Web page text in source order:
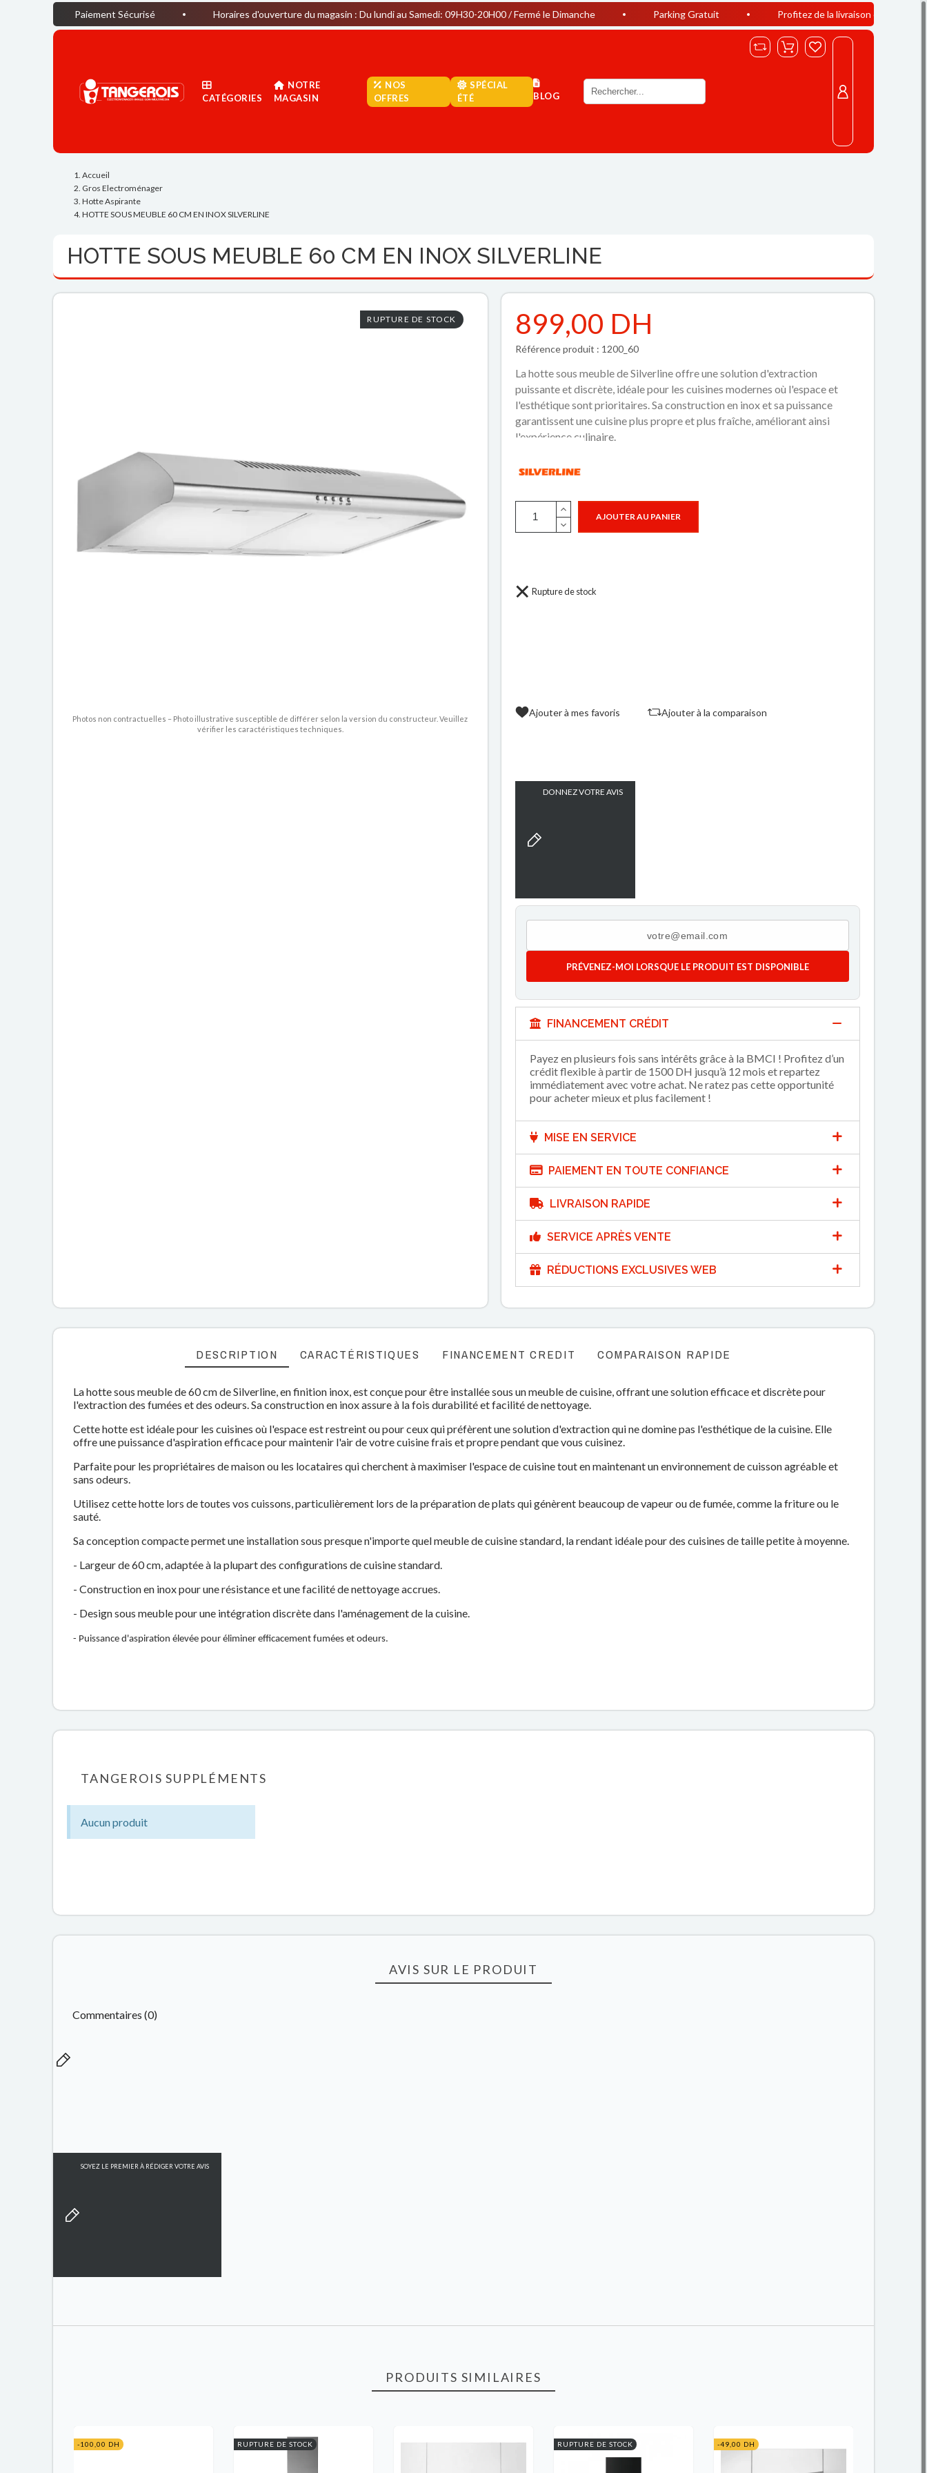
Paiement Sécurisé Horaires d'ouverture du magasin : Du lundi au Samedi: 09H30-20H00 / Fermé le Dimanche Parking Gratuit Profitez de la livraison offerte à Casablanca dès
CATÉGORIES
NOTRE
MAGASIN
NOS
OFFRES
SPÉCIAL
ÉTÉ
BLOG
Accueil
Gros Electroménager
Hotte Aspirante
HOTTE SOUS MEUBLE 60 CM EN INOX SILVERLINE
HOTTE SOUS MEUBLE 60 CM EN INOX SILVERLINE
RUPTURE DE STOCK
Photos non contractuelles – Photo illustrative susceptible de différer selon la version du constructeur. Veuillez
vérifier les caractéristiques techniques.
899,00 DH
Référence produit : 1200_60
La hotte sous meuble de Silverline offre une solution d'extraction
puissante et discrète, idéale pour les cuisines modernes où l'espace et
l'esthétique sont prioritaires. Sa construction en inox et sa puissance
garantissent une cuisine plus propre et plus fraîche, améliorant ainsi
l'expérience culinaire.
AJOUTER AU PANIER
Rupture de stock
Ajouter à mes favoris Ajouter à la comparaison
DONNEZ VOTRE AVIS
PRÉVENEZ-MOI LORSQUE LE PRODUIT EST DISPONIBLE
FINANCEMENT CRÉDIT
Payez en plusieurs fois sans intérêts grâce à la BMCI ! Profitez d’un
crédit flexible à partir de 1500 DH jusqu’à 12 mois et repartez
immédiatement avec votre achat. Ne ratez pas cette opportunité
pour acheter mieux et plus facilement !
MISE EN SERVICE
PAIEMENT EN TOUTE CONFIANCE
LIVRAISON RAPIDE
SERVICE APRÈS VENTE
RÉDUCTIONS EXCLUSIVES WEB
DESCRIPTION CARACTÉRISTIQUES FINANCEMENT CREDIT COMPARAISON RAPIDE
La hotte sous meuble de 60 cm de Silverline, en finition inox, est conçue pour être installée sous un meuble de cuisine, offrant une solution efficace et discrète pour
l'extraction des fumées et des odeurs. Sa construction en inox assure à la fois durabilité et facilité de nettoyage.
Cette hotte est idéale pour les cuisines où l'espace est restreint ou pour ceux qui préfèrent une solution d'extraction qui ne domine pas l'esthétique de la cuisine. Elle
offre une puissance d'aspiration efficace pour maintenir l'air de votre cuisine frais et propre pendant que vous cuisinez.
Parfaite pour les propriétaires de maison ou les locataires qui cherchent à maximiser l'espace de cuisine tout en maintenant un environnement de cuisson agréable et
sans odeurs.
Utilisez cette hotte lors de toutes vos cuissons, particulièrement lors de la préparation de plats qui génèrent beaucoup de vapeur ou de fumée, comme la friture ou le
sauté.
Sa conception compacte permet une installation sous presque n'importe quel meuble de cuisine standard, la rendant idéale pour des cuisines de taille petite à moyenne.
- Largeur de 60 cm, adaptée à la plupart des configurations de cuisine standard.
- Construction en inox pour une résistance et une facilité de nettoyage accrues.
- Design sous meuble pour une intégration discrète dans l'aménagement de la cuisine.
- Puissance d'aspiration élevée pour éliminer efficacement fumées et odeurs.
TANGEROIS SUPPLÉMENTS
Aucun produit
AVIS SUR LE PRODUIT
Commentaires (0)
SOYEZ LE PREMIER À RÉDIGER VOTRE AVIS
PRODUITS SIMILAIRES
-100,00 DH RUPTURE DE STOCK RUPTURE DE STOCK -49,00 DH